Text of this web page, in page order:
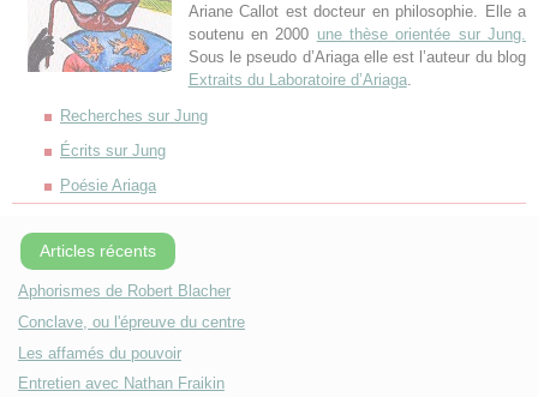
Ariane Callot est docteur en philosophie. Elle a
soutenu en 2000 une thèse orientée sur Jung.
Sous le pseudo d’Ariaga elle est l’auteur du blog
Extraits du Laboratoire d’Ariaga.
Recherches sur Jung
Écrits sur Jung
Poésie Ariaga
Articles récents
Aphorismes de Robert Blacher
Conclave, ou l'épreuve du centre
Les affamés du pouvoir
Entretien avec Nathan Fraikin